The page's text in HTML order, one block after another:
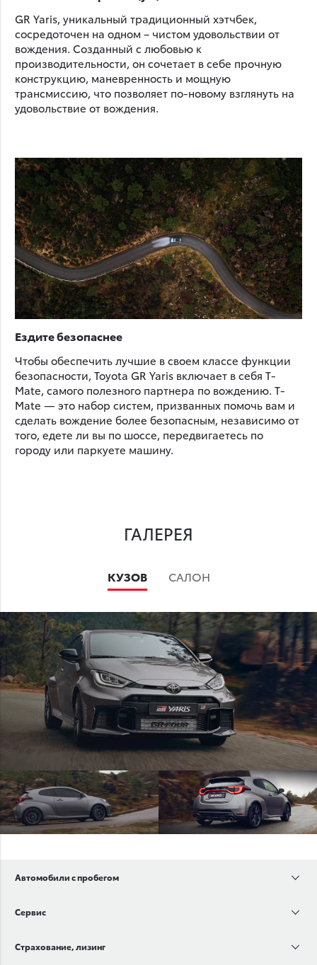
GR Yaris, уникальный традиционный хэтчбек,
сосредоточен на одном – чистом удовольствии от
вождения. Созданный с любовью к
производительности, он сочетает в себе прочную
конструкцию, маневренность и мощную
трансмиссию, что позволяет по-новому взглянуть на
удовольствие от вождения.
Ездите безопаснее
Чтобы обеспечить лучшие в своем классе функции
безопасности, Toyota GR Yaris включает в себя T-
Mate, самого полезного партнера по вождению. T-
Mate — это набор систем, призванных помочь вам и
сделать вождение более безопасным, независимо от
того, едете ли вы по шоссе, передвигаетесь по
городу или паркуете машину.
ГАЛЕРЕЯ
КУЗОВ САЛОН
Автомобили с пробегом
Сервис
Страхование, лизинг